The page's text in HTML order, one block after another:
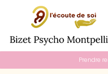
Prendre
Panneau de gestion des